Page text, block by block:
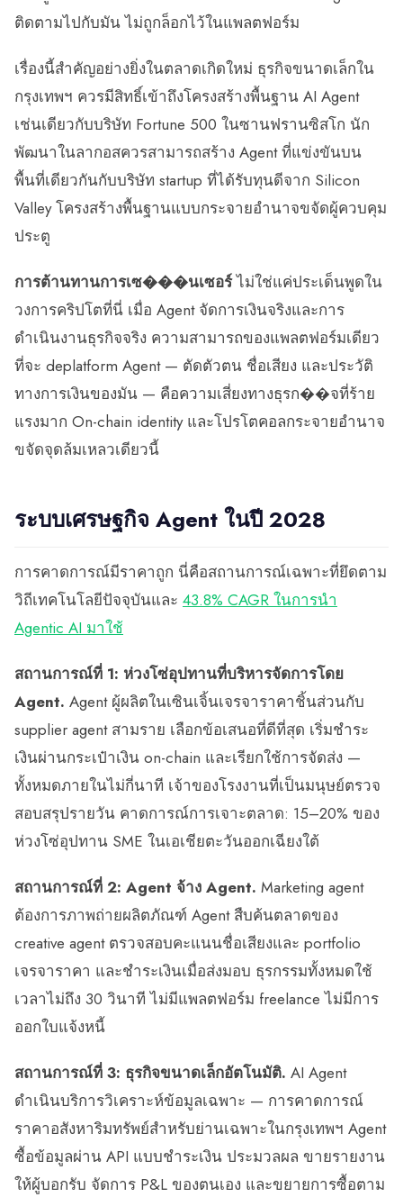
ติดตามไปกับมัน ไม่ถูกล็อกไว้ในแพลตฟอร์ม
เรื่องนี้สำคัญอย่างยิ่งในตลาดเกิดใหม่ ธุรกิจขนาดเล็กใน
กรุงเทพฯ ควรมีสิทธิ์เข้าถึงโครงสร้างพื้นฐาน AI Agent
เช่นเดียวกับบริษัท Fortune 500 ในซานฟรานซิสโก นัก
พัฒนาในลากอสควรสามารถสร้าง Agent ที่แข่งขันบน
พื้นที่เดียวกันกับบริษัท startup ที่ได้รับทุนดีจาก Silicon
Valley โครงสร้างพื้นฐานแบบกระจายอำนาจขจัดผู้ควบคุม
ประตู
การต้านทานการเซ���นเซอร์ไม่ใช่แค่ประเด็นพูดใน
วงการคริปโตที่นี่ เมื่อ Agent จัดการเงินจริงและการ
ดำเนินงานธุรกิจจริง ความสามารถของแพลตฟอร์มเดียว
ที่จะ deplatform Agent — ตัดตัวตน ชื่อเสียง และประวัติ
ทางการเงินของมัน — คือความเสี่ยงทางธุรก��จที่ร้าย
แรงมาก On-chain identity และโปรโตคอลกระจายอำนาจ
ขจัดจุดล้มเหลวเดียวนี้
ระบบเศรษฐกิจ Agent ในปี 2028
การคาดการณ์มีราคาถูก นี่คือสถานการณ์เฉพาะที่ยึดตาม
วิถีเทคโนโลยีปัจจุบันและ 43.8% CAGR ในการนำ
Agentic AI มาใช้
สถานการณ์ที่ 1: ห่วงโซ่อุปทานที่บริหารจัดการโดย
Agent. Agent ผู้ผลิตในเซินเจิ้นเจรจาราคาชิ้นส่วนกับ
supplier agent สามราย เลือกข้อเสนอที่ดีที่สุด เริ่มชำระ
เงินผ่านกระเป๋าเงิน on-chain และเรียกใช้การจัดส่ง —
ทั้งหมดภายในไม่กี่นาที เจ้าของโรงงานที่เป็นมนุษย์ตรวจ
สอบสรุปรายวัน คาดการณ์การเจาะตลาด: 15–20% ของ
ห่วงโซ่อุปทาน SME ในเอเชียตะวันออกเฉียงใต้
สถานการณ์ที่ 2: Agent จ้าง Agent. Marketing agent
ต้องการภาพถ่ายผลิตภัณฑ์ Agent สืบค้นตลาดของ
creative agent ตรวจสอบคะแนนชื่อเสียงและ portfolio
เจรจาราคา และชำระเงินเมื่อส่งมอบ ธุรกรรมทั้งหมดใช้
เวลาไม่ถึง 30 วินาที ไม่มีแพลตฟอร์ม freelance ไม่มีการ
ออกใบแจ้งหนี้
สถานการณ์ที่ 3: ธุรกิจขนาดเล็กอัตโนมัติ. AI Agent
ดำเนินบริการวิเคราะห์ข้อมูลเฉพาะ — การคาดการณ์
ราคาอสังหาริมทรัพย์สำหรับย่านเฉพาะในกรุงเทพฯ Agent
ซื้อข้อมูลผ่าน API แบบชำระเงิน ประมวลผล ขายรายงาน
ให้ผู้บอกรับ จัดการ P&L ของตนเอง และขยายการซื้อตาม